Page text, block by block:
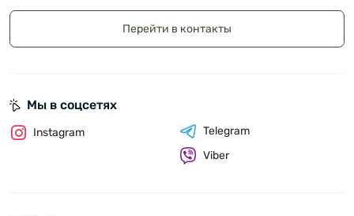
Перейти в контакты
Мы в соцсетях
Instagram
Telegram
Viber